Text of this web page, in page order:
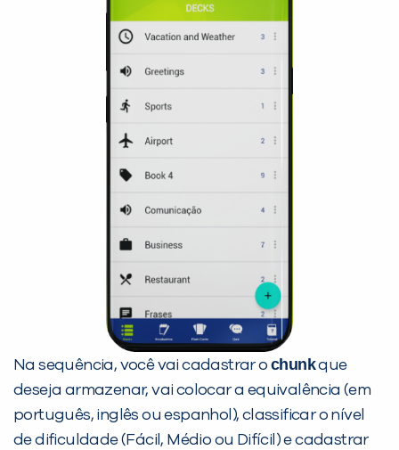
Na sequência, você vai cadastrar o chunkque
deseja armazenar, vai colocar a equivalência (em
português, inglês ou espanhol), classificar o nível
de dificuldade (Fácil, Médio ou Difícil) e cadastrar